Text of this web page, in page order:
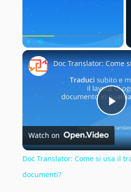
Play Unmute
Play
Watch on
Doc Translator: Come si usa il
documenti?